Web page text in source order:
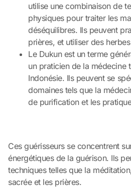
utilise une combinaison de
physiques pour traiter les
déséquilibres. Ils peuvent
prières, et utiliser des
Le Dukun est un terme
un praticien de la médecine
Indonésie. Ils peuvent se
domaines tels que la
de purification et les
Ces guérisseurs se concentrent
énergétiques de la guérison. Ils
techniques telles que la
sacrée et les prières.